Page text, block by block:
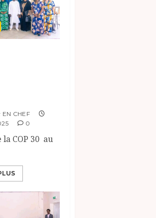
EN CHEF
0
la COP 30 au